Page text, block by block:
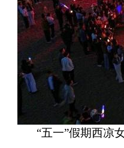
“五一”假期西凉